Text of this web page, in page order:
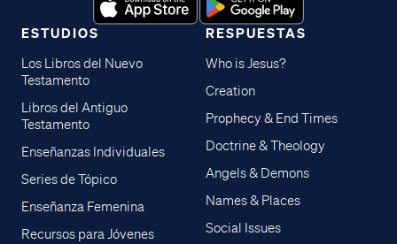
ESTUDIOS
Los Libros del Nuevo
Testamento
Libros del Antiguo
Testamento
Enseñanzas Individuales
Series de Tópico
Enseñanza Femenina
Recursos para Jóvenes
RESPUESTAS
Who is Jesus?
Creation
Prophecy & End Times
Doctrine & Theology
Angels & Demons
Names & Places
Social Issues